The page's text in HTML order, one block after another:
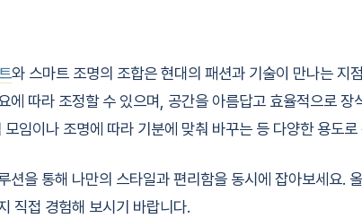
와 스마트 조명의 조합은 현대의 패션과 기술이 만나는 지
에 따라 조정할 수 있으며, 공간을 아름답고 효율적으로 장
임이나 조명에 따라 기분에 맞춰 바꾸는 등 다양한 용도
션을 통해 나만의 스타일과 편리함을 동시에 잡아보세요.
직접 경험해 보시기 바랍니다.